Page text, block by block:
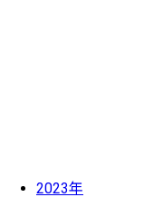
2023年